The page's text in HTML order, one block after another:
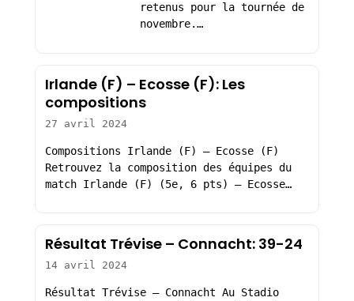
retenus pour la tournée de
novembre.…
Irlande (F) – Ecosse (F): Les
compositions
27 avril 2024
Compositions Irlande (F) – Ecosse (F)
Retrouvez la composition des équipes du
match Irlande (F) (5e, 6 pts) – Ecosse…
Résultat Trévise – Connacht: 39-24
14 avril 2024
Résultat Trévise – Connacht Au Stadio